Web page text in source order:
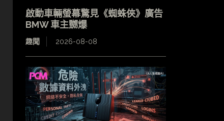
啟動車輛螢幕驚見《蜘蛛俠》廣告
BMW 車主嬲爆
趣聞 2026-08-08